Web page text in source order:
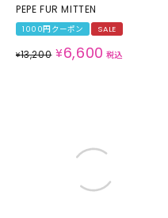
PEPE FUR MITTEN
1000円クーポン SALE
¥13,200 ¥6,600 税込